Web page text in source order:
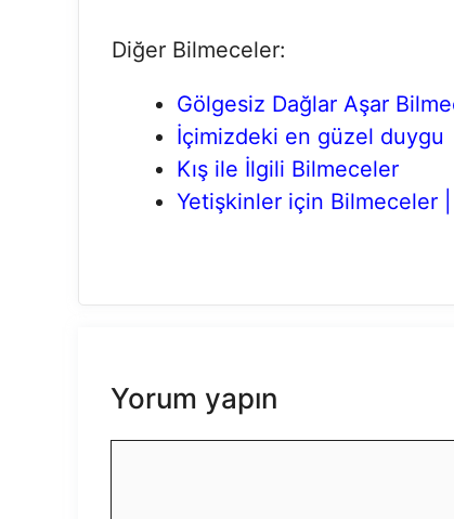
Diğer Bilmeceler:
Gölgesiz Dağlar Aşar
İçimizdeki en güzel duygu
Kış ile İlgili Bilmeceler
Yetişkinler için Bilmeceler |
Yorum yapın